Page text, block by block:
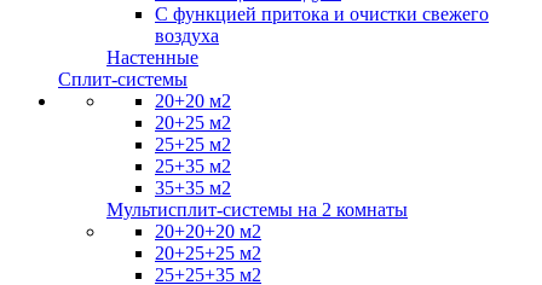
С функцией притока и очистки свежего
воздуха
Настенные
Сплит-системы
20+20 м2
20+25 м2
25+25 м2
25+35 м2
35+35 м2
Мультисплит-системы на 2 комнаты
20+20+20 м2
20+25+25 м2
25+25+35 м2